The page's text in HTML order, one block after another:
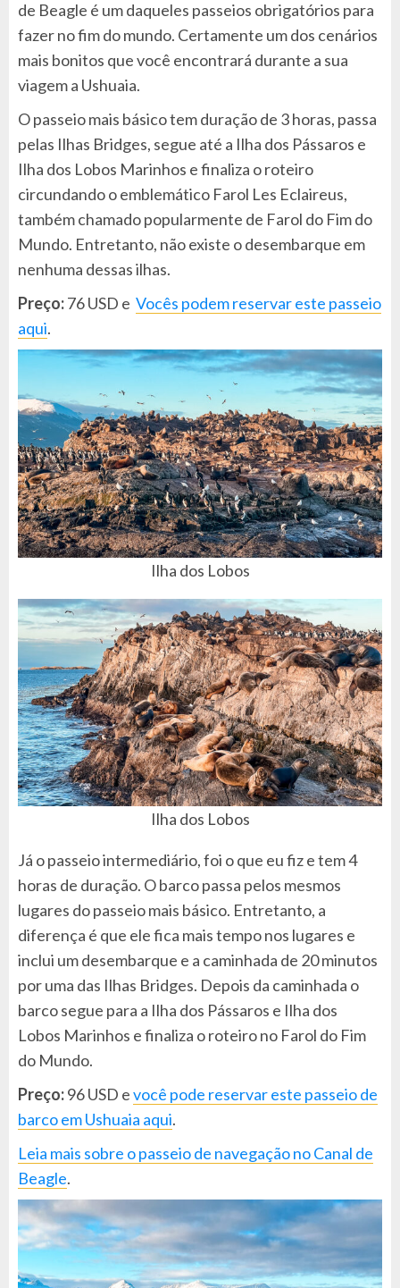
de Beagle é um daqueles passeios obrigatórios para
fazer no fim do mundo. Certamente um dos cenários
mais bonitos que você encontrará durante a sua
viagem a Ushuaia.
O passeio mais básico tem duração de 3 horas, passa
pelas Ilhas Bridges, segue até a Ilha dos Pássaros e
Ilha dos Lobos Marinhos e finaliza o roteiro
circundando o emblemático Farol Les Eclaireus,
também chamado popularmente de Farol do Fim do
Mundo. Entretanto, não existe o desembarque em
nenhuma dessas ilhas.
Preço:76 USD e Vocês podem reservar este passeio
aqui.
Ilha dos Lobos
Ilha dos Lobos
Já o passeio intermediário, foi o que eu fiz e tem 4
horas de duração. O barco passa pelos mesmos
lugares do passeio mais básico. Entretanto, a
diferença é que ele fica mais tempo nos lugares e
inclui um desembarque e a caminhada de 20 minutos
por uma das Ilhas Bridges. Depois da caminhada o
barco segue para a Ilha dos Pássaros e Ilha dos
Lobos Marinhos e finaliza o roteiro no Farol do Fim
do Mundo.
Preço:96 USD evocê pode reservar este passeio de
barco em Ushuaia aqui.
Leia mais sobre o passeio de navegação no Canal de
Beagle.